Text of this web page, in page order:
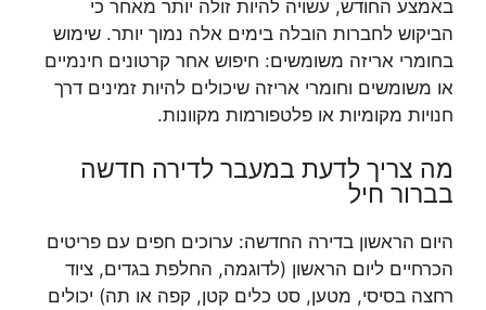
באמצע החודש, עשויה להיות זולה יותר מאחר כי
הביקוש לחברות הובלה בימים אלה נמוך יותר. שימוש
בחומרי אריזה משומשים: חיפוש אחר קרטונים חינמיים
או משומשים וחומרי אריזה שיכולים להיות זמינים דרך
חנויות מקומיות או פלטפורמות מקוונות.
מה צריך לדעת במעבר לדירה חדשה
בברור חיל
היום הראשון בדירה החדשה: ערוכים חפים עם פריטים
הכרחיים ליום הראשון (לדוגמה, החלפת בגדים, ציוד
רחצה בסיסי, מטען, סט כלים קטן, קפה או תה) יכולים